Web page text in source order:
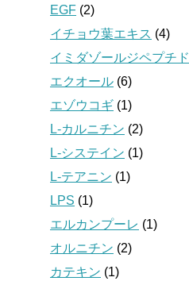
EGF (2)
イチョウ葉エキス (4)
イミダゾールジペプチド
エクオール (6)
エゾウコギ (1)
L-カルニチン (2)
L-システイン (1)
L-テアニン (1)
LPS (1)
エルカンプーレ (1)
オルニチン (2)
カテキン (1)